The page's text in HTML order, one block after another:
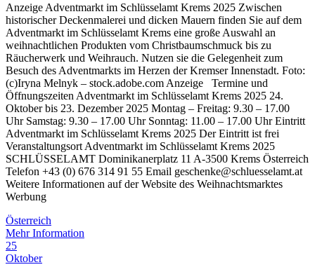
Anzeige Adventmarkt im Schlüsselamt Krems 2025 Zwischen
historischer Deckenmalerei und dicken Mauern finden Sie auf dem
Adventmarkt im Schlüsselamt Krems eine große Auswahl an
weihnachtlichen Produkten vom Christbaumschmuck bis zu
Räucherwerk und Weihrauch. Nutzen sie die Gelegenheit zum
Besuch des Adventmarkts im Herzen der Kremser Innenstadt. Foto:
(c)Iryna Melnyk – stock.adobe.com Anzeige Termine und
Öffnungszeiten Adventmarkt im Schlüsselamt Krems 2025 24.
Oktober bis 23. Dezember 2025 Montag – Freitag: 9.30 – 17.00
Uhr Samstag: 9.30 – 17.00 Uhr Sonntag: 11.00 – 17.00 Uhr Eintritt
Adventmarkt im Schlüsselamt Krems 2025 Der Eintritt ist frei
Veranstaltungsort Adventmarkt im Schlüsselamt Krems 2025
SCHLÜSSELAMT Dominikanerplatz 11 A-3500 Krems Österreich
Telefon +43 (0) 676 314 91 55 Email geschenke@schluesselamt.at
Weitere Informationen auf der Website des Weihnachtsmarktes
Werbung
Österreich
Mehr Information
25
Oktober